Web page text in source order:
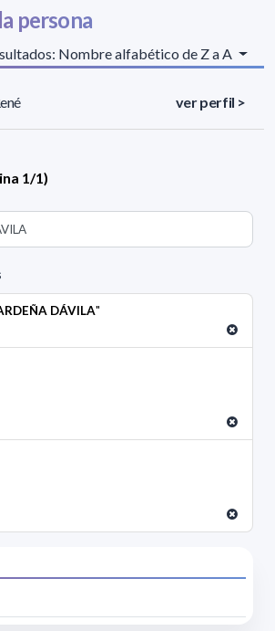
DÁVILA"
persona
Nombre alfabético de Z a A
ver perfil >
1/1)